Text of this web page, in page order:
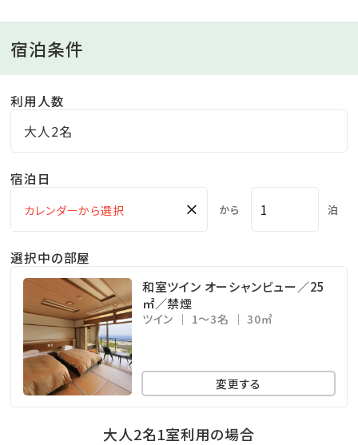
■ご朝食／レストラン
料理長こだわりの洋朝食ビュッフェ
※天候や仕入の状況により、メニューが異なります
トに記載しております
ございます
■大浴場／カルシウム-ナトリウム塩化物、硫酸塩温泉
“ご入浴可能時間 15:00～25:00／5:30～9:00”
■駐車場／屋外・無料
当館の駐車場は先着20台限定とさせていただきます。
※バイクでお越しのお客様も同様でございます
宿泊条件
利用人数
大人2名
宿泊日
× から 泊
選択中の部屋
和室ツイン オーシャンビュー／25
㎡／禁煙
ツイン 1～3名 30㎡
変更する
大人2名1室利用の場合